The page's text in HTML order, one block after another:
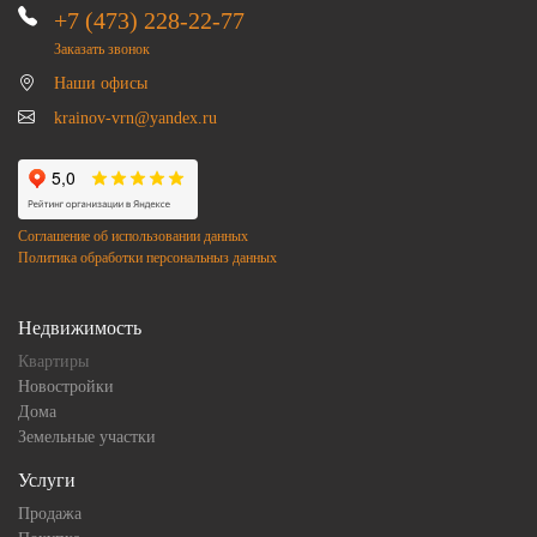
+7 (473) 228-22-77
Заказать звонок
Наши офисы
krainov-vrn@yandex.ru
Соглашение об использовании данных
Политика обработки персональныз данных
Недвижимость
Квартиры
Новостройки
Дома
Земельные участки
Услуги
Продажа